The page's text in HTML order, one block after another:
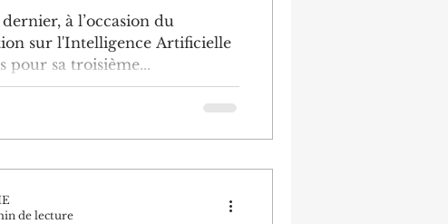
à l’occasion du
sur l'Intelligence Artificielle
pour sa troisième...
de lecture